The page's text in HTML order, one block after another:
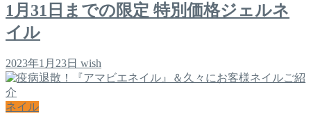
1月31日までの限定 特別価格ジェルネ
イル
2023年1月23日 wish
ネイル